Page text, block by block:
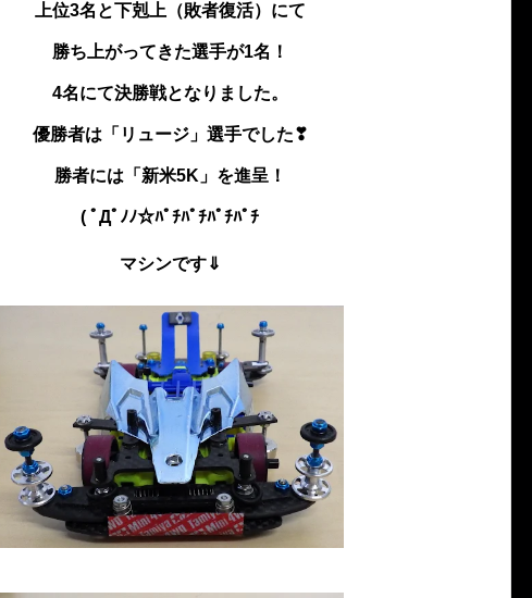
上位3名と下剋上（敗者復活）にて
勝ち上がってきた選手が1名！
4名にて決勝戦となりました。
優勝者は「リュージ」選手でした❣
勝者には「新米5K」を進呈！
( ﾟДﾟﾉﾉ☆ﾊﾟﾁﾊﾟﾁﾊﾟﾁﾊﾟﾁ
マシンです⇓